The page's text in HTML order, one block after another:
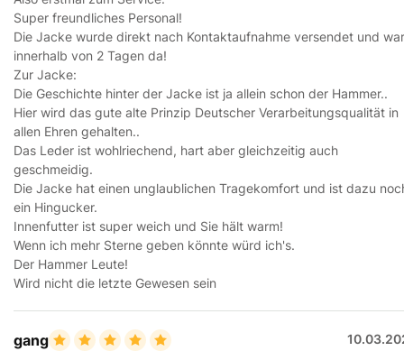
Super freundliches Personal!
Die Jacke wurde direkt nach Kontaktaufnahme versendet und war
innerhalb von 2 Tagen da!
Zur Jacke:
Die Geschichte hinter der Jacke ist ja allein schon der Hammer..
Hier wird das gute alte Prinzip Deutscher Verarbeitungsqualität in
allen Ehren gehalten..
Das Leder ist wohlriechend, hart aber gleichzeitig auch
geschmeidig.
Die Jacke hat einen unglaublichen Tragekomfort und ist dazu
ein Hingucker.
Innenfutter ist super weich und Sie hält warm!
Wenn ich mehr Sterne geben könnte würd ich's.
Der Hammer Leute!
Wird nicht die letzte Gewesen sein
gang